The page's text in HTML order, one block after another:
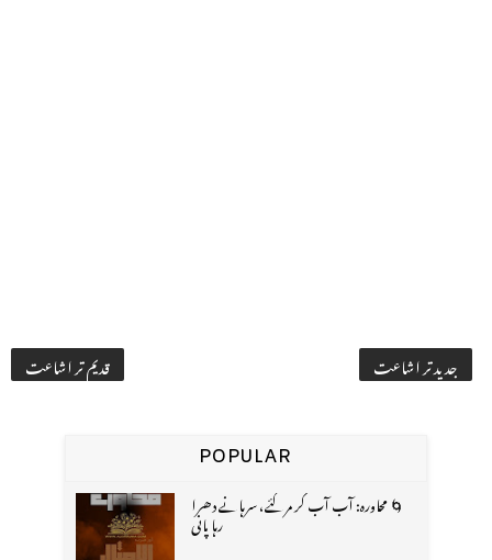
جدید تر اشاعت قدیم تر اشاعت
POPULAR
🌀 محاورہ: آب آب کر مر گئے، سرہانے دھرا
رہا پانی